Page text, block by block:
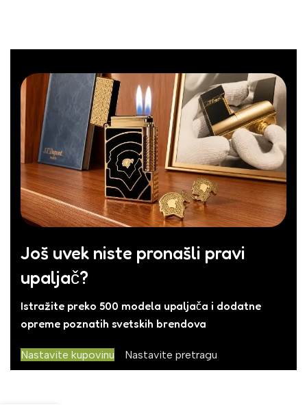
Još uvek niste pronašli pravi
upaljač?
Istražite preko 500 modela upaljača i dodatne
opreme poznatih svetskih brendova
Nastavite kupovinu Nastavite pretragu